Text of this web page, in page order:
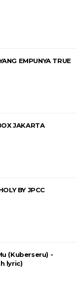
EMPUNYA TRUE
JAKARTA
BY JPCC
(Kuberseru) -
lyric)